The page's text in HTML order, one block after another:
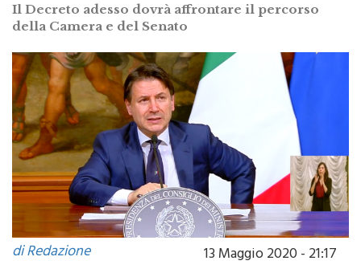
Il Decreto adesso dovrà affrontare il percorso
della Camera e del Senato
di Redazione
13 Maggio 2020 - 21:17